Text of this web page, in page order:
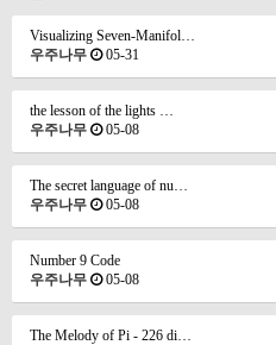
Visualizing Seven-Manifol…
우주나무
05-31
the lesson of the lights …
우주나무
05-08
The secret language of nu…
우주나무
05-08
Number 9 Code
우주나무
05-08
The Melody of Pi - 226 di…